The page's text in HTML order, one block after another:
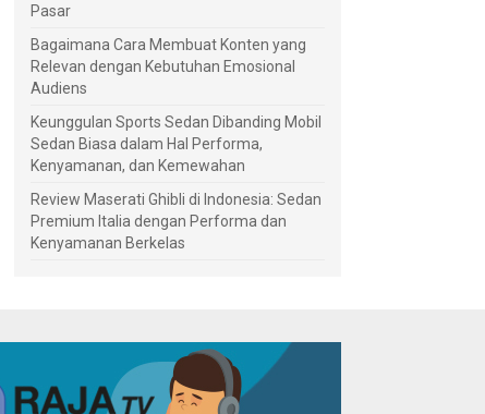
Pasar
Bagaimana Cara Membuat Konten yang
Relevan dengan Kebutuhan Emosional
Audiens
Keunggulan Sports Sedan Dibanding Mobil
Sedan Biasa dalam Hal Performa,
Kenyamanan, dan Kemewahan
Review Maserati Ghibli di Indonesia: Sedan
Premium Italia dengan Performa dan
Kenyamanan Berkelas